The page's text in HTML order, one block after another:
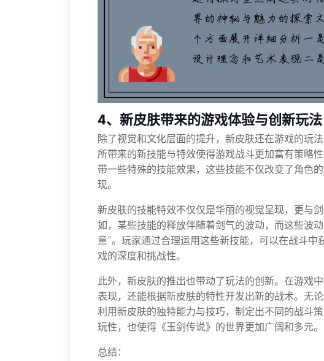
4、新皮肤带来的游戏体验与创新玩法
除了视觉和文化层面的提升，新皮肤还在游戏的玩
所带来的新技能与特效使得游戏战斗更加富有策略
带一些特殊的技能效果，这些技能不仅改变了角色
现。
新皮肤的技能特效不仅仅是华丽的视觉呈现，更与
如，某些技能的释放伴随着剑气的波动，而这些波
意”。玩家通过合理运用这些新技能，可以在战斗
戏的深度和挑战性。
此外，新皮肤的推出也带动了玩法的创新。在游戏
表现，还能根据新皮肤的特性开发出新的战术。无
利用新皮肤的独特能力与技巧，制定出不同的战斗
玩性，也使得《玉剑传说》的世界更加广阔和多元。
总结：